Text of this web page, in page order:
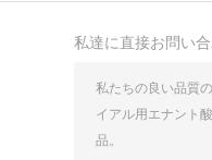
私達に直接お問い